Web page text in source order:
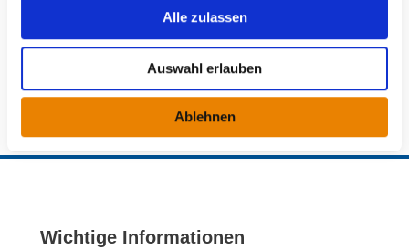
Alle zulassen
Auswahl erlauben
Ablehnen
Sekretariat
Wichtige Informationen